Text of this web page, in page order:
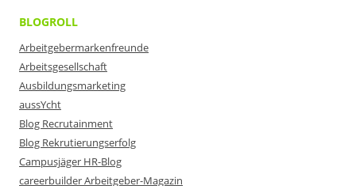
BLOGROLL
Arbeitgebermarkenfreunde
Arbeitsgesellschaft
Ausbildungsmarketing
aussYcht
Blog Recrutainment
Blog Rekrutierungserfolg
Campusjäger HR-Blog
careerbuilder Arbeitgeber-Magazin